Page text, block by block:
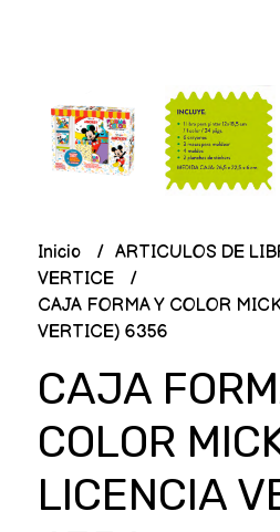
Inicio
ARTICULOS DE
VERTICE
CAJA FORMA Y COLOR
VERTICE) 6356
CAJA
COLOR
LICENCIA